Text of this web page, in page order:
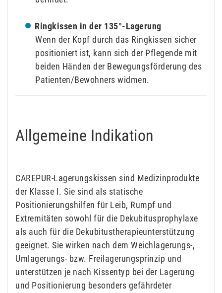
Ringkissen in der 135°-Lagerung
Wenn der Kopf durch das Ringkissen sicher
positioniert ist, kann sich der Pflegende mit
beiden Händen der Bewegungsförderung des
Patienten/Bewohners widmen.
Allgemeine Indikation
CAREPUR-Lagerungskissen sind Medizinprodukte
der Klasse I. Sie sind als statische
Positionierungshilfen für Leib, Rumpf und
Extremitäten sowohl für die Dekubitusprophylaxe
als auch für die Dekubitustherapieunterstützung
geeignet. Sie wirken nach dem Weichlagerungs-,
Umlagerungs- bzw. Freilagerungsprinzip und
unterstützen je nach Kissentyp bei der Lagerung
und Positionierung besonders gefährdeter